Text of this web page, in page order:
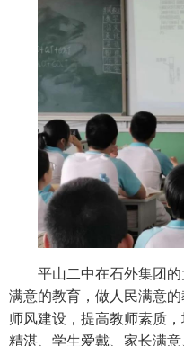
平山二中在石外集团
满意的教育，做人民满意
师风建设，提高教师素质
精湛、学生爱戴、家长满